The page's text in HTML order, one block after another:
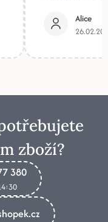
Alice
zboží?
380